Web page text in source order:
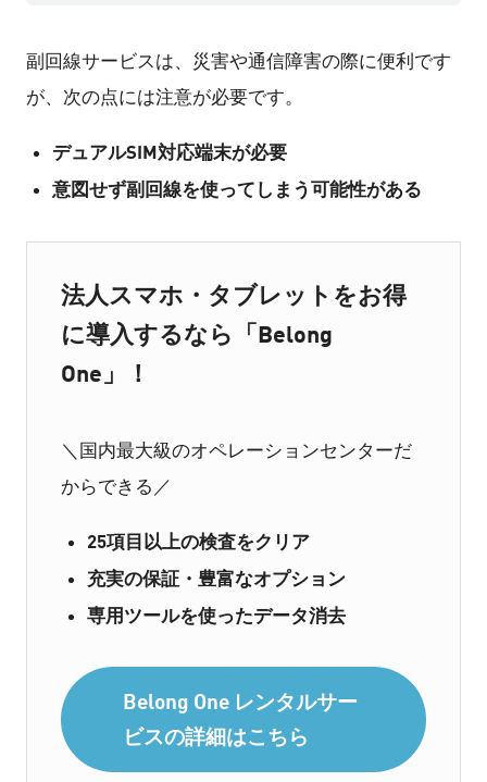
副回線サービスは、災害や通信障害の際に便利です
が、次の点には注意が必要です。
デュアルSIM対応端末が必要
意図せず副回線を使ってしまう可能性がある
法人スマホ・タブレットをお得
に導入するなら「Belong
One」！
＼国内最大級のオペレーションセンターだ
からできる／
25項目以上の検査をクリア
充実の保証・豊富なオプション
専用ツールを使ったデータ消去
Belong One レンタルサー
ビスの詳細はこちら